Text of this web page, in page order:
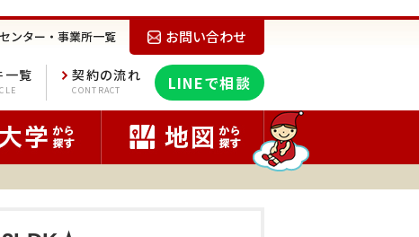
お問い合わせ
センター・事業所一覧
LINEで相談
契約の流れ
CONTRACT
一覧